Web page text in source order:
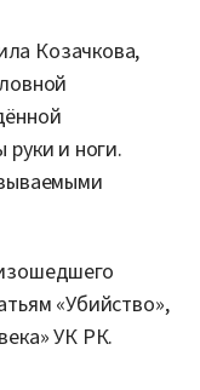
Козачкова,
и ноги.
«Убийство»,
УК РК.